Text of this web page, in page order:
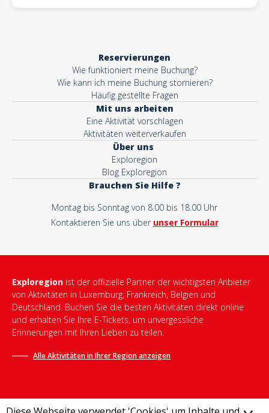
Reservierungen
Wie funktioniert meine Buchung?
Wie kann ich meine Buchung stornieren?
Häufig gestellte Fragen
Mit uns arbeiten
Eine Aktivität vorschlagen
Aktivitäten weiterverkaufen
Über uns
Exploregion
Blog Exploregion
Brauchen Sie Hilfe ?
Montag bis Sonntag von 8.00 bis 18.00 Uhr
Kontaktieren Sie uns über unser Formular
Exploregion ist der offizielle Partner der wichtigsten Anbieter
von Aktivitäten in Luxemburg, Frankreich, Belgien und
Deutschland. Buchen Sie die besten Aktivitäten direkt online
und erhalten Sie Ihre E-Tickets, um unvergessliche
Erinnerungen mit Ihren Lieben zu teilen.
Alle Aktivitäten in Ihrer Region anzeigen